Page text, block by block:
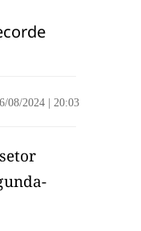
08/2024 20:03